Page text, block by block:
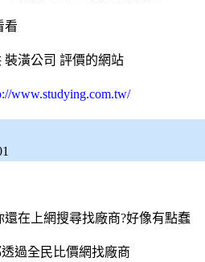
看
裝潢公司 評價的網站
www.studying.com.tw/
在上網搜尋找廠商?好像有點蠢
過全民比價網找廠商